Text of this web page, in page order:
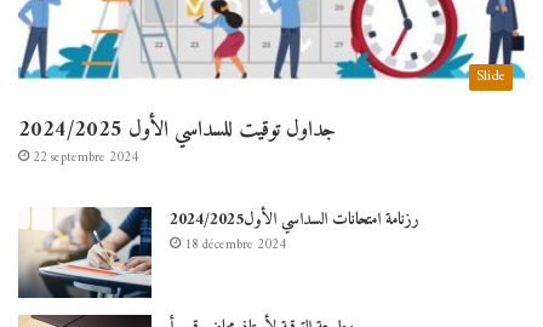
Slide
جداول توقيت للسداسي الأول 2024/2025
22 septembre 2024
رزنامة امتحانات السداسي الأول2024/2025
18 décembre 2024